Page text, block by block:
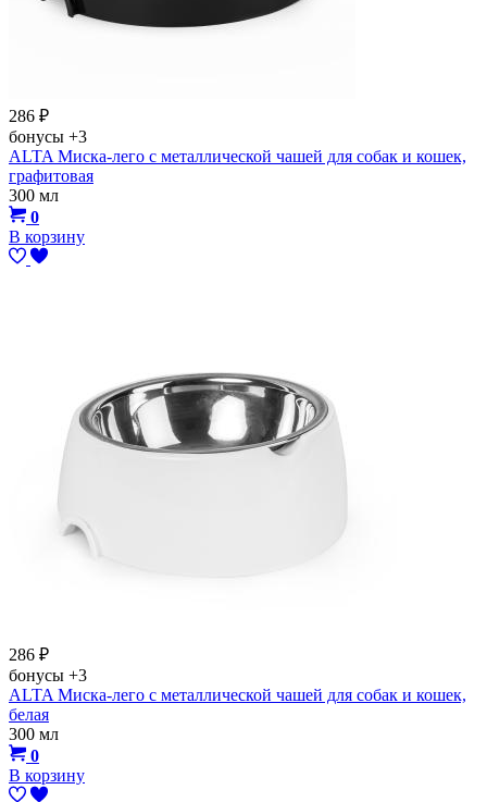
286 ₽
бонусы +3
ALTA Миска-лего с металлической чашей для собак и кошек,
графитовая
300 мл
0
В корзину
286 ₽
бонусы +3
ALTA Миска-лего с металлической чашей для собак и кошек,
белая
300 мл
0
В корзину